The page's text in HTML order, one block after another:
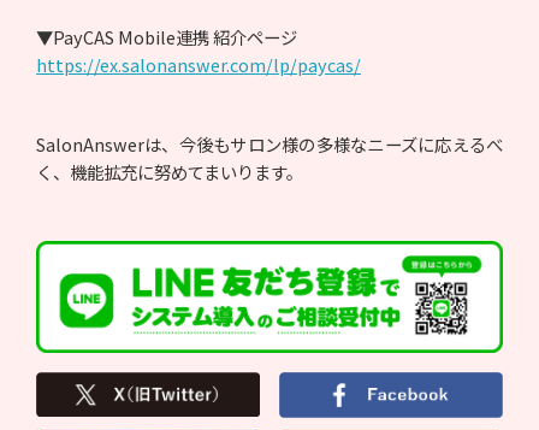
▼PayCAS Mobile連携 紹介ページ
https://ex.salonanswer.com/lp/paycas/
SalonAnswerは、今後もサロン様の多様なニーズに応えるべ
く、機能拡充に努めてまいります。